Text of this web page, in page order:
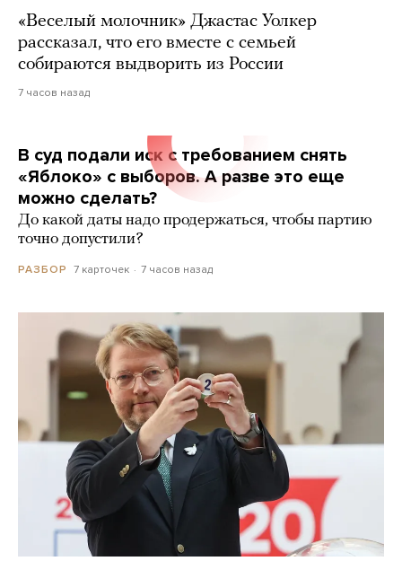
«Веселый молочник» Джастас Уолкер
рассказал, что его вместе с семьей
собираются выдворить из России
7 часов назад
В суд подали иск с требованием снять
«Яблоко» с выборов. А разве это еще
можно сделать?
До какой даты надо продержаться, чтобы партию
точно допустили?
РАЗБОР 7 карточек 7 часов назад